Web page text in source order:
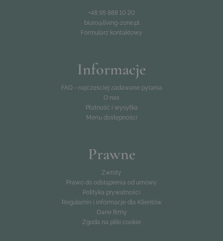
+48 95 888 10 20
biuro@living-zone.pl
Formularz kontaktowy
Informacje
FAQ - najczęściej zadawane pytania
O nas
Płatność i wysyłka
Menu dostępności
Prawne
Zwroty
Prawo do odstąpienia od umowy
Polityka prywatności
Regulamin i informacje dla Klientów
Dane firmy
Zgoda na pliki cookie